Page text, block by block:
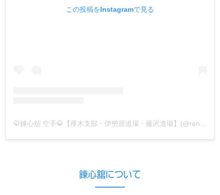
この投稿をInstagramで見る
錬心舘について